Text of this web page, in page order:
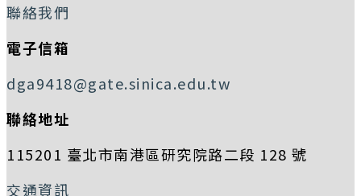
聯絡我們
電子信箱
dga9418@gate.sinica.edu.tw
聯絡地址
115201 臺北市南港區研究院路二段 128 號
交通資訊